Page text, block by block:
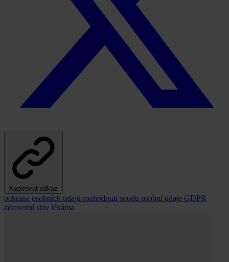
Kopírovat odkaz
ochrana osobních údajů rozhodnutí soudu osobní údaje GDPR
zdravotní stav lékárna